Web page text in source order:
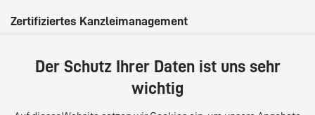
Zertifiziertes Kanzleimanagement
Der Schutz Ihrer Daten ist uns sehr
wichtig